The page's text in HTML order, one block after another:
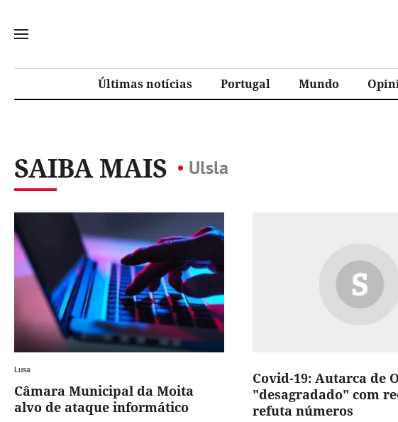
Últimas notícias Portugal Mundo
SAIBA MAIS Ulsla
Lusa
Câmara Municipal da Moita
alvo de ataque informático
Covid-19: Autarca de
"desagradado" com
refuta números